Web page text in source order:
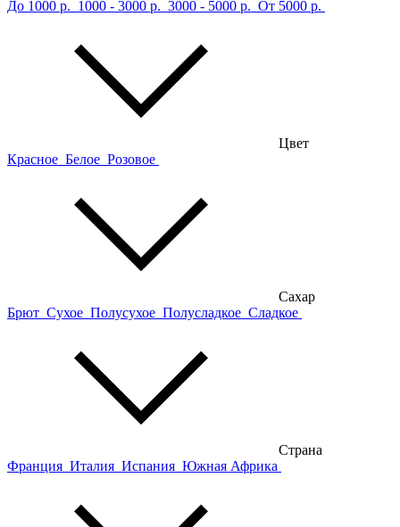
До 1000 р. 1000 - 3000 р. 3000 - 5000 р. От 5000 р.
Цвет
Красное Белое Розовое
Сахар
Брют Сухое Полусухое Полусладкое Сладкое
Страна
Франция Италия Испания Южная Африка